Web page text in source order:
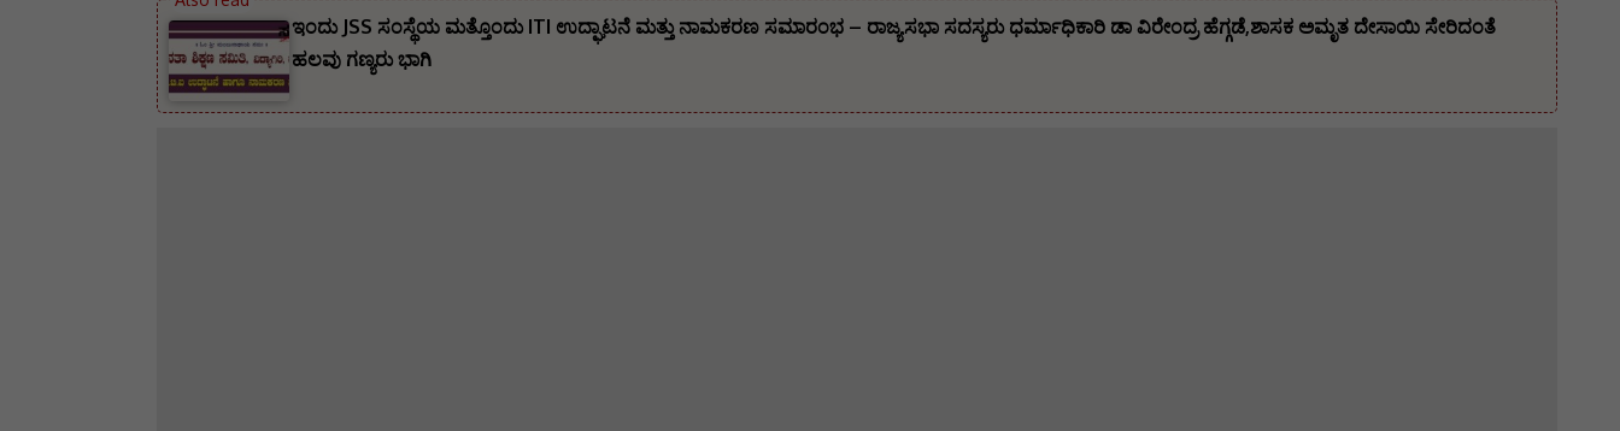
ಇಂದು JSS ಸಂಸ್ಥೆಯ ಮತ್ತೊಂದು ITI ಉದ್ಘಾಟನೆ ಮತ್ತು ನಾಮಕರಣ ಸಮಾರಂಭ – ರಾಜ್ಯಸಭಾ ಸದಸ್ಯರು ಧರ್ಮಾಧಿಕಾರಿ ಡಾ ವಿರೇಂದ್ರ ಹೆಗ್ಗಡೆ,ಶಾಸಕ ಅಮೃತ ದೇಸಾಯಿ ಸೇರಿದಂತೆ
ಹಲವು ಗಣ್ಯರು ಭಾಗಿ